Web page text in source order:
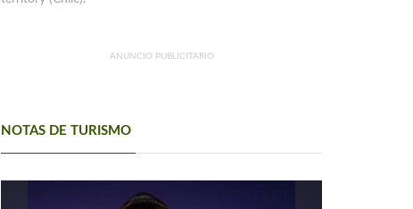
ANUNCIO PUBLICITARIO
NOTAS DE TURISMO